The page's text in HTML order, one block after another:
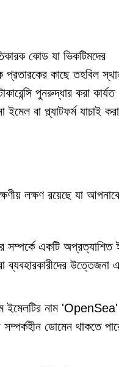
কোড যা ভিকটিমদের
প্রতারকের কাছে তহবিল
পুনরুদ্ধার করা কার্যত
বা প্ল্যাটফর্ম যাচাই করা
লক্ষণ রয়েছে যা
একটি অপ্রত্যাশিত
ব্যবহারকারীদের উত্তেজনা
ইমেলটির নাম 'OpenSea'
ডোমেন থাকতে